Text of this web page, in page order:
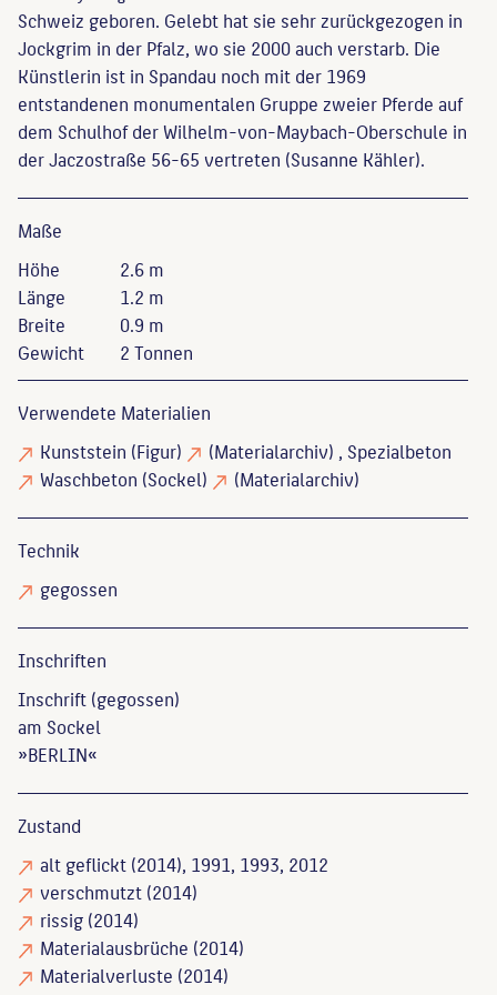
Schweiz geboren. Gelebt hat sie sehr zurückgezogen in
Jockgrim in der Pfalz, wo sie 2000 auch verstarb. Die
Künstlerin ist in Spandau noch mit der 1969
entstandenen monumentalen Gruppe zweier Pferde auf
dem Schulhof der Wilhelm-von-Maybach-Oberschule in
der Jaczostraße 56-65 vertreten (Susanne Kähler).
Maße
Höhe
Länge
Breite
Gewicht
2.6 m
1.2 m
0.9 m
2 Tonnen
Verwendete Materialien
Kunststein (Figur) (Materialarchiv) , Spezialbeton
Waschbeton (Sockel) (Materialarchiv)
Technik
gegossen
Inschriften
Inschrift (gegossen)
am Sockel
»BERLIN«
Zustand
alt geflickt(2014), 1991, 1993, 2012
verschmutzt(2014)
rissig(2014)
Materialausbrüche (2014)
Materialverluste (2014)